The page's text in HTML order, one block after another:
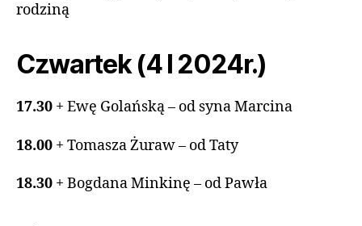
rodziną
Czwartek (4 I 2024r.)
17.30 + Ewę Golańską – od syna Marcina
18.00 + Tomasza Żuraw – od Taty
18.30 + Bogdana Minkinę – od Pawła